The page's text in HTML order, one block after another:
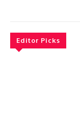
Editor Picks